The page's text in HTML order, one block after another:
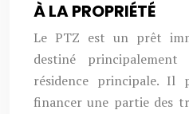
À LA PROPRIÉTÉ
Le PTZ est un prêt
destiné principalement
résidence principale.
financer une partie des